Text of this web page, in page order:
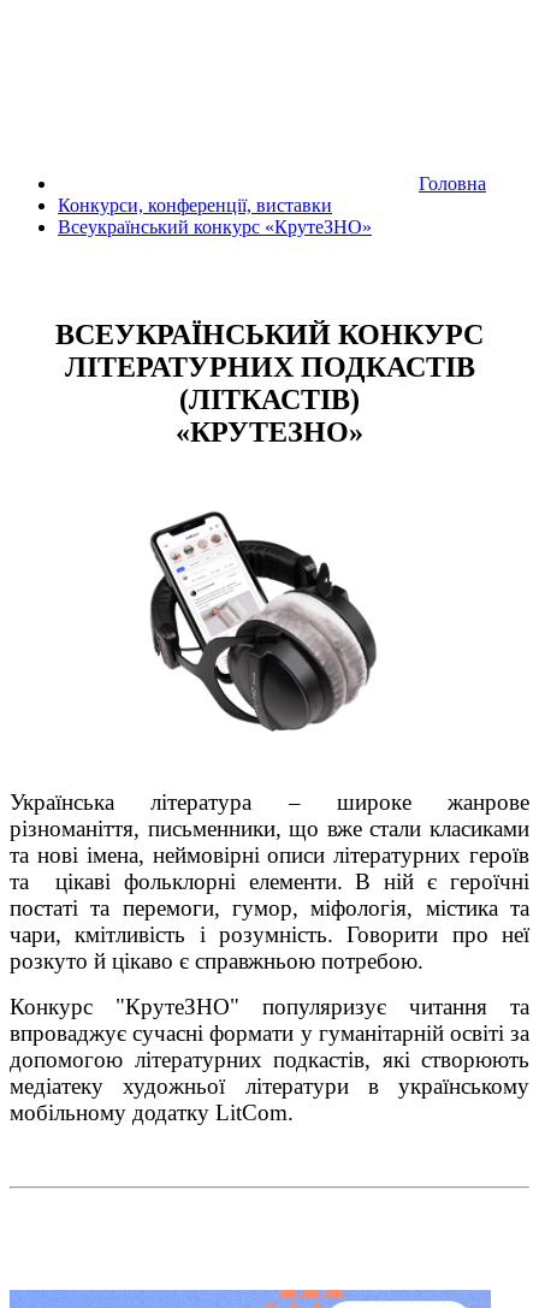
Головна
Конкурси, конференції, виставки
Всеукраїнський конкурс «КрутеЗНО»
ВСЕУКРАЇНСЬКИЙ КОНКУРС
ЛІТЕРАТУРНИХ ПОДКАСТІВ
(ЛІТКАСТІВ)
«КРУТЕЗНО»
Українська література ‒ широке жанрове
різноманіття, письменники, що вже стали класиками
та нові імена, неймовірні описи літературних героїв
та цікаві фольклорні елементи. В ній є героїчні
постаті та перемоги, гумор, міфологія, містика та
чари, кмітливість і розумність. Говорити про неї
розкуто й цікаво є справжньою потребою.
Конкурс "КрутеЗНО" популяризує читання та
впроваджує сучасні формати у гуманітарній освіті за
допомогою літературних подкастів, які створюють
медіатеку художньої літератури в українському
мобільному додатку LitCom.